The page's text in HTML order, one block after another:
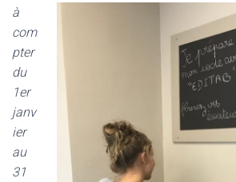
à
com
pter
du
1er
janv
ier
au
31